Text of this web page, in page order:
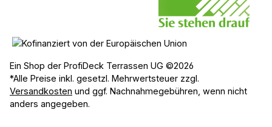
Ein Shop der ProfiDeck Terrassen UG ©2026
*Alle Preise inkl. gesetzl. Mehrwertsteuer zzgl.
Versandkosten und ggf. Nachnahmegebühren, wenn nicht
anders angegeben.